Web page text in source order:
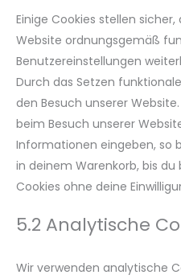
Einige Cookies stellen
Website ordnungsgemäß
Benutzereinstellungen
Durch das Setzen
den Besuch unserer
beim Besuch unserer
Informationen eingeben, so
in deinem Warenkorb, bis du
Cookies ohne deine
5.2 Analytische
Wir verwenden analytische